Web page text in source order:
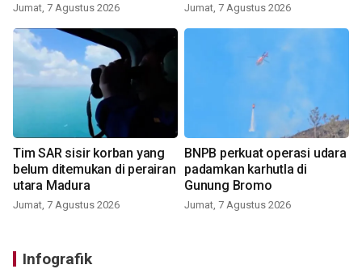
Jumat, 7 Agustus 2026 Jumat, 7 Agustus 2026
Tim SAR sisir korban yang
belum ditemukan di perairan
utara Madura
Jumat, 7 Agustus 2026
BNPB perkuat operasi udara
padamkan karhutla di
Gunung Bromo
Jumat, 7 Agustus 2026
Infografik